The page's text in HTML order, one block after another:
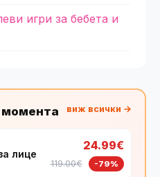
игри за бебета и
момента виж всички →
лице
24.99€
119.00€ -79%